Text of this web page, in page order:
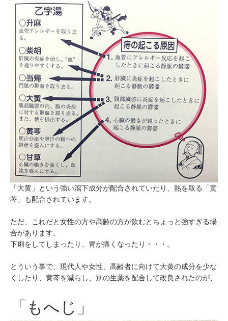
「大黄」という強い瀉下成分が配合されていたり、熱を取る「黄
芩」も配合されています。
ただ、これだと女性の方や高齢の方が飲むとちょっと強すぎる場
合があります。
下痢をしてしまったり、胃が痛くなったり・・・。
とういう事で、現代人や女性、高齢者に向けて大黄の成分を少な
くしたり、黄芩を減らし、別の生薬を配合して改良されたのが、
「もへじ」